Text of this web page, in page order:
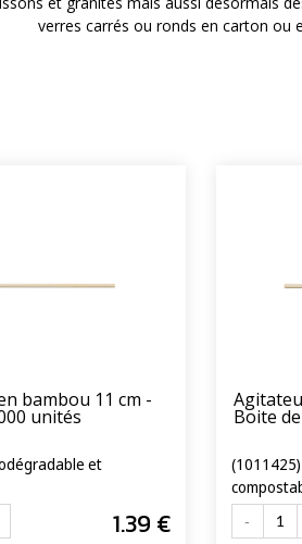
verres carrés ou ronds en carton ou
bambou 11 cm -
unités
et
1.39 €
Boite